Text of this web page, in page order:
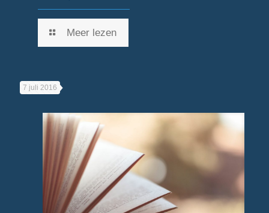
Meer lezen
7 juli 2016